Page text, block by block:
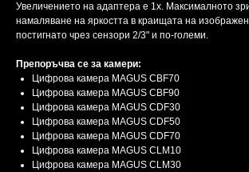
Увеличението на адаптера е 1x. Максималното
намаляване на яркостта в краищата на
постигнато чрез сензори 2/3" и по-големи.
Препоръчва се за камери:
Цифрова камера MAGUS CBF70
Цифрова камера MAGUS CBF90
Цифрова камера MAGUS CDF30
Цифрова камера MAGUS CDF50
Цифрова камера MAGUS CDF70
Цифрова камера MAGUS CLM10
Цифрова камера MAGUS CLM30